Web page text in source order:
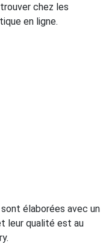
chez les
en ligne.
élaborées avec un
leur qualité est au